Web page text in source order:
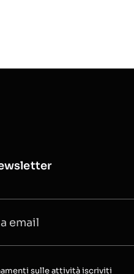
sulle attività iscriviti